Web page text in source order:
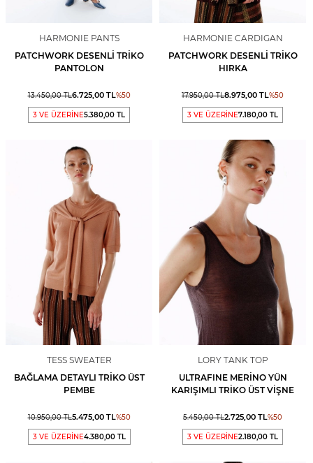
HARMONIE PANTS
PATCHWORK DESENLI TRIKO
PANTOLON
13.450,00TL6.725,00TL%50
3 VE ÜZERİNE5.380,00 TL
HARMONIE CARDIGAN
PATCHWORK DESENLI TRIKO
HIRKA
17.950,00TL8.975,00 TL%50
3 VE ÜZERİNE7.180,00 TL
TESS SWEATER
BAĞLAMA DETAYLI TRIKO ÜST
PEMBE
10.950,00TL5.475,00TL%50
3 VE ÜZERİNE4.380,00 TL
LORY TANK TOP
ULTRAFINE MERINO YÜN
KARIŞIMLI TRIKO ÜST VIŞNE
5.450,00TL2.725,00 TL%50
3 VE ÜZERİNE2.180,00 TL